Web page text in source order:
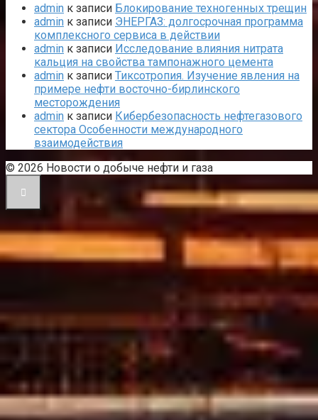
admin к записи Блокирование техногенных трещин
admin к записи ЭНЕРГАЗ: долгосрочная программа
комплексного сервиса в действии
admin к записи Исследование влияния нитрата
кальция на свойства тампонажного цемента
admin к записи Тиксотропия. Изучение явления на
примере нефти восточно-бирлинского
месторождения
admin к записи Кибербезопасность нефтегазового
сектора Особенности международного
взаимодействия
© 2026 Новости о добыче нефти и газа